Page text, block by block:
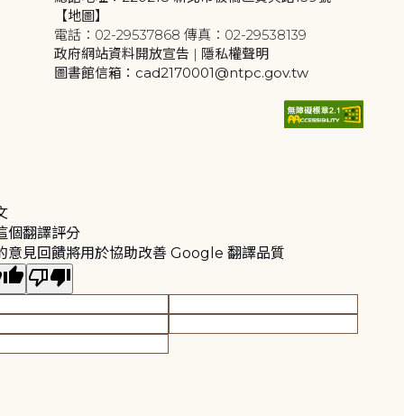
【地圖】
電話：02-29537868 傳真：02-29538139
政府網站資料開放宣告 | 隱私權聲明
圖書館信箱：cad2170001@ntpc.gov.tw
個翻譯評分
意見回饋將用於協助改善 Google 翻譯品質